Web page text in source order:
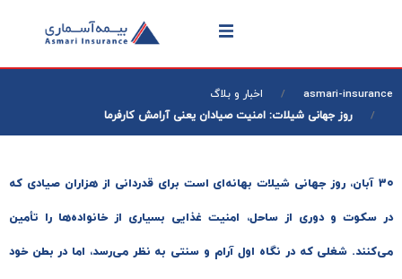
asmari-insurance اخبار و بلاگ
روز جهانی شیلات: امنیت صیادان یعنی آرامش کارفرما
۳۰ آبان، روز جهانی شیلات بهانه‌ای است برای قدردانی از هزاران صیادی که
در سکوت و دوری از ساحل، امنیت غذایی بسیاری از خانواده‌ها را تأمین
می‌کنند. شغلی که در نگاه اول آرام و سنتی به نظر می‌رسد، اما در بطن خود